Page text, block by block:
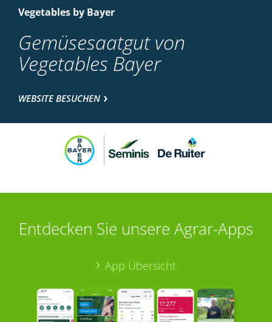
Vegetables by Bayer
Gemüsesaatgut von
Vegetables Bayer
WEBSITE BESUCHEN
Entdecken Sie unsere Agrar-Apps
App Übersicht